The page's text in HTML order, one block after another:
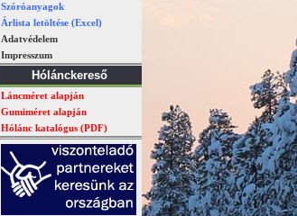
Szóróanyagok
Árlista letöltése (Excel)
Adatvédelem
Impresszum
Hólánckereső
Láncméret alapján
Gumiméret alapján
Hólánc katalógus (PDF)